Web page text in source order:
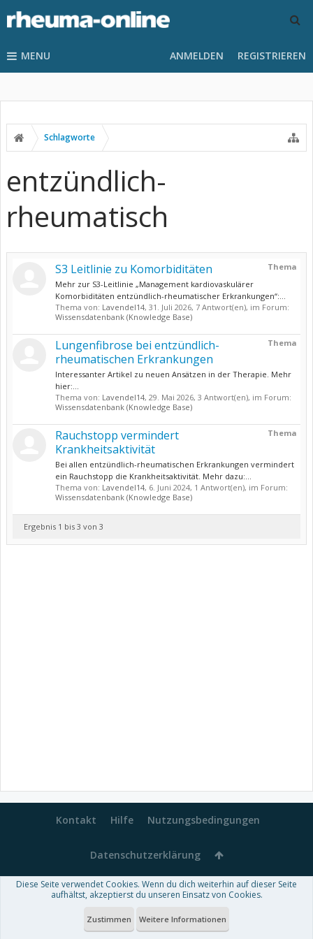
MENU ANMELDEN REGISTRIEREN
Schlagworte
entzündlich-
rheumatisch
Thema
S3 Leitlinie zu Komorbiditäten
Mehr zur S3-Leitlinie „Management kardiovaskulärer
Komorbiditäten entzündlich-rheumatischer Erkrankungen“:...
Thema von: Lavendel14, 31. Juli 2026, 7 Antwort(en), im Forum:
Wissensdatenbank (Knowledge Base)
Thema
Lungenfibrose bei entzündlich-
rheumatischen Erkrankungen
Interessanter Artikel zu neuen Ansätzen in der Therapie. Mehr
hier:...
Thema von: Lavendel14, 29. Mai 2026, 3 Antwort(en), im Forum:
Wissensdatenbank (Knowledge Base)
Thema
Rauchstopp vermindert
Krankheitsaktivität
Bei allen entzündlich-rheumatischen Erkrankungen vermindert
ein Rauchstopp die Krankheitsaktivität. Mehr dazu:...
Thema von: Lavendel14, 6. Juni 2024, 1 Antwort(en), im Forum:
Wissensdatenbank (Knowledge Base)
Ergebnis 1 bis 3 von 3
Kontakt Hilfe Nutzungsbedingungen
Datenschutzerklärung
Forum software by XenForo™-Deutsch von xenDach
Theme designed byThemeHouse
Diese Seite verwendet Cookies. Wenn du dich weiterhin auf dieser Seite
aufhältst, akzeptierst du unseren Einsatz von Cookies.
Zustimmen Weitere Informationen